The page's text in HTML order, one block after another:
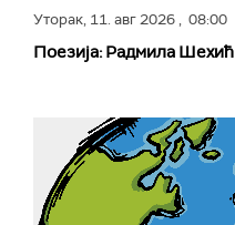
Уторак, 11. авг 2026, 08:00
Поезија: Радмила Шехић